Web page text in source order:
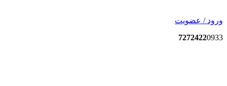
ورود / عضویت
72724220933